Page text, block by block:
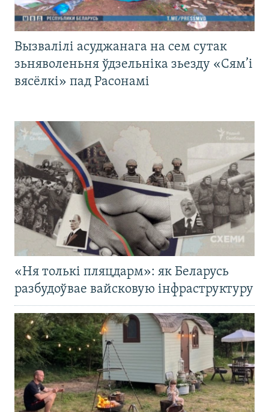
Вызвалілі асуджанага на сем сутак
зьняволеньня ўдзельніка зьезду «Сям’і
вясёлкі» пад Расонамі
«Ня толькі пляцдарм»: як Беларусь
разбудоўвае вайсковую інфраструктуру